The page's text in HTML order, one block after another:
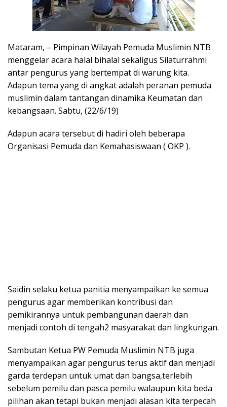
Mataram, – Pimpinan Wilayah Pemuda Muslimin NTB
menggelar acara halal bihalal sekaligus Silaturrahmi
antar pengurus yang bertempat di warung kita.
Adapun tema yang di angkat adalah peranan pemuda
muslimin dalam tantangan dinamika Keumatan dan
kebangsaan. Sabtu, (22/6/19)
Adapun acara tersebut di hadiri oleh beberapa
Organisasi Pemuda dan Kemahasiswaan ( OKP ).
Saidin selaku ketua panitia menyampaikan ke semua
pengurus agar memberikan kontribusi dan
pemikirannya untuk pembangunan daerah dan
menjadi contoh di tengah2 masyarakat dan lingkungan.
Sambutan Ketua PW Pemuda Muslimin NTB juga
menyampaikan agar pengurus terus aktif dan menjadi
garda terdepan untuk umat dan bangsa,terlebih
sebelum pemilu dan pasca pemilu walaupun kita beda
pilihan akan tetapi bukan menjadi alasan kita terpecah